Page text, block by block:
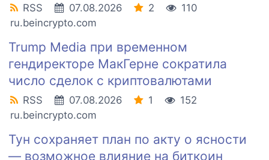
RSS 07.08.2026 2
110
ru.beincrypto.com
Trump Media при временном
гендиректоре МакГерне сократила
число сделок с криптовалютами
RSS 07.08.2026 1
152
ru.beincrypto.com
Тун сохраняет план по акту о ясности
— возможное влияние на биткоин